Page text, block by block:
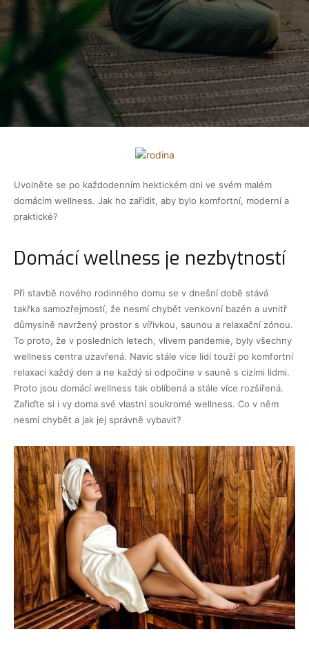
Uvolněte se po každodenním hektickém dni ve svém malém
domácím wellness. Jak ho zařídit, aby bylo komfortní, moderní a
praktické?
Domácí wellness je nezbytností
Při stavbě nového rodinného domu se v dnešní době stává
takřka samozřejmostí, že nesmí chybět venkovní bazén a uvnitř
důmyslně navržený prostor s vířivkou, saunou a relaxační zónou.
To proto, že v posledních letech, vlivem pandemie, byly všechny
wellness centra uzavřená. Navíc stále více lidí touží po komfortní
relaxaci každý den a ne každý si odpočine v sauně s cizími lidmi.
Proto jsou domácí wellness tak oblíbená a stále více rozšířená.
Zařiďte si i vy doma své vlastní soukromé wellness. Co v něm
nesmí chybět a jak jej správně vybavit?